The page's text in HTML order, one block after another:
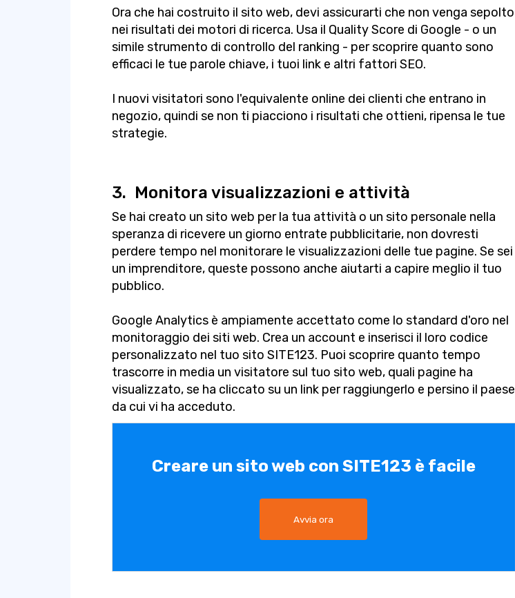
Ora che hai costruito il sito web, devi assicurarti che non venga sepolto
nei risultati dei motori di ricerca. Usa il Quality Score di Google - o un
simile strumento di controllo del ranking - per scoprire quanto sono
efficaci le tue parole chiave, i tuoi link e altri fattori SEO.
I nuovi visitatori sono l'equivalente online dei clienti che entrano in
negozio, quindi se non ti piacciono i risultati che ottieni, ripensa le tue
strategie.
3. Monitora visualizzazioni e attività
Se hai creato un sito web per la tua attività o un sito personale nella
speranza di ricevere un giorno entrate pubblicitarie, non dovresti
perdere tempo nel monitorare le visualizzazioni delle tue pagine. Se sei
un imprenditore, queste possono anche aiutarti a capire meglio il tuo
pubblico.
Google Analytics è ampiamente accettato come lo standard d'oro nel
monitoraggio dei siti web. Crea un account e inserisci il loro codice
personalizzato nel tuo sito SITE123. Puoi scoprire quanto tempo
trascorre in media un visitatore sul tuo sito web, quali pagine ha
visualizzato, se ha cliccato su un link per raggiungerlo e persino il paese
da cui vi ha acceduto.
Creare un sito web con SITE123 è facile
Avvia ora